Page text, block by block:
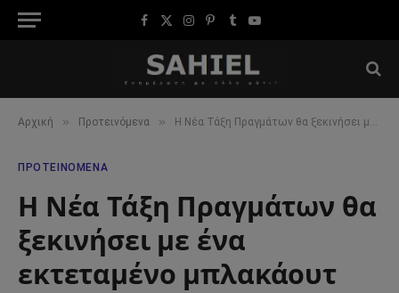
Facebook
X
Instagram
Pinterest
TumblrYouTube
Αρχική » Προτεινόμενα » Η Νέα Τάξη Πραγμάτων θα ξεκινήσει με ένα εκτεταμένο μπλακάουτ
ΠΡΟΤΕΙΝΌΜΕΝΑ
Η Νέα Τάξη Πραγμάτων θα
ξεκινήσει με ένα
εκτεταμένο μπλακάουτ